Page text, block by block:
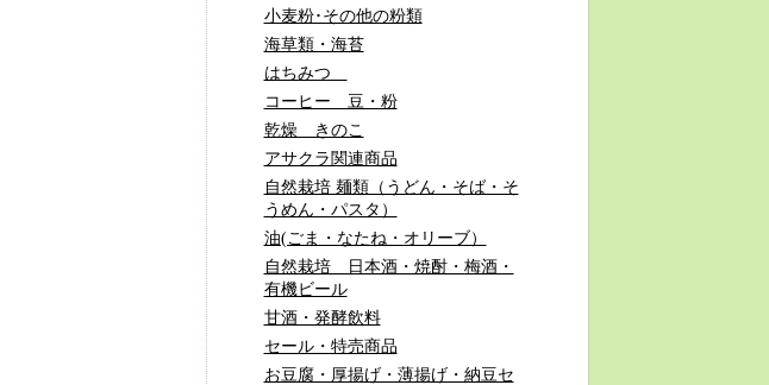
小麦粉･その他の粉類
海草類・海苔
はちみつ
コーヒー 豆・粉
乾燥 きのこ
アサクラ関連商品
自然栽培 麺類（うどん・そば・そ
うめん・パスタ）
油(ごま・なたね・オリーブ）
自然栽培 日本酒・焼酎・梅酒・
有機ビール
甘酒・発酵飲料
セール・特売商品
お豆腐・厚揚げ・薄揚げ・納豆セ